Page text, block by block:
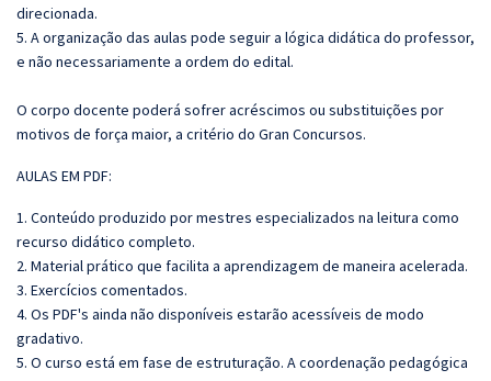
direcionada.
5. A organização das aulas pode seguir a lógica didática do professor,
e não necessariamente a ordem do edital.
O corpo docente poderá sofrer acréscimos ou substituições por
motivos de força maior, a critério do Gran Concursos.
AULAS EM PDF:
1. Conteúdo produzido por mestres especializados na leitura como
recurso didático completo.
2. Material prático que facilita a aprendizagem de maneira acelerada.
3. Exercícios comentados.
4. Os PDF's ainda não disponíveis estarão acessíveis de modo
gradativo.
5. O curso está em fase de estruturação. A coordenação pedagógica